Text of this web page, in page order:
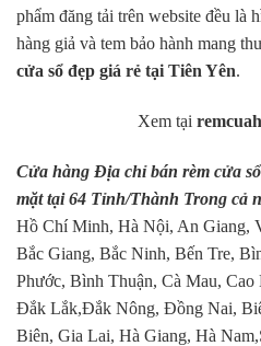
phẩm đăng tải trên website đều là
hàng giả và tem bảo hành mang
cửa sổ đẹp giá rẻ tại Tiên Yên.
Xem tại
Cửa hàng Địa chỉ bán rèm cửa
mặt tại 64 Tỉnh/Thành Trong cả
Hồ Chí Minh, Hà Nội, An Giang,
Bắc Giang, Bắc Ninh, Bến Tre,
Phước, Bình Thuận, Cà Mau,
Đắk Lắk,Đắk Nông, Đồng Nai,
Biên, Gia Lai, Hà Giang, Hà